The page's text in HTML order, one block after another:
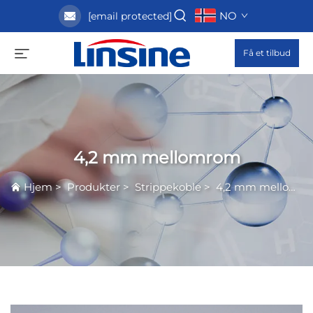
[email protected] NO
Få et tilbud
4,2 mm mellomrom
Hjem>Produkter > Strippekoble > 4,2 mm mellomrom